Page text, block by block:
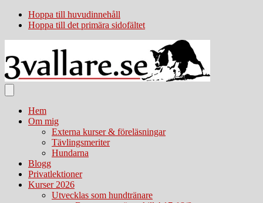
Hoppa till huvudinnehåll
Hoppa till det primära sidofältet
Hem
Om mig
Externa kurser & föreläsningar
Tävlingsmeriter
Hundarna
Blogg
Privatlektioner
Kurser 2026
Utvecklas som hundtränare